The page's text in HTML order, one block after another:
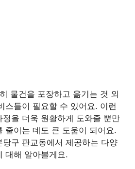
물건을 포장하고 옮기는 것 외
스들이 필요할 수 있어요. 이런
정을 더욱 원활하게 도와줄 뿐만
줄이는 데도 큰 도움이 되어요.
구 판교동에서 제공하는 다양
대해 알아볼게요.